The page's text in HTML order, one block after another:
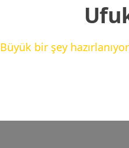
Büyük bir şey